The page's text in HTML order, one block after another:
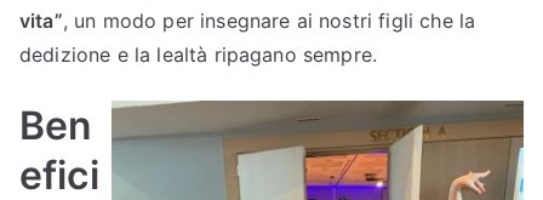
vita”, un modo per insegnare ai nostri figli che la
dedizione e la lealtà ripagano sempre.
Ben
efici